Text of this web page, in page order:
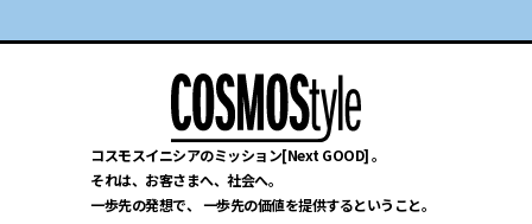
コスモスイニシアのミッション[Next GOOD] 。
それは、お客さまへ、社会へ。
一歩先の発想で、 一歩先の価値を提供するということ。